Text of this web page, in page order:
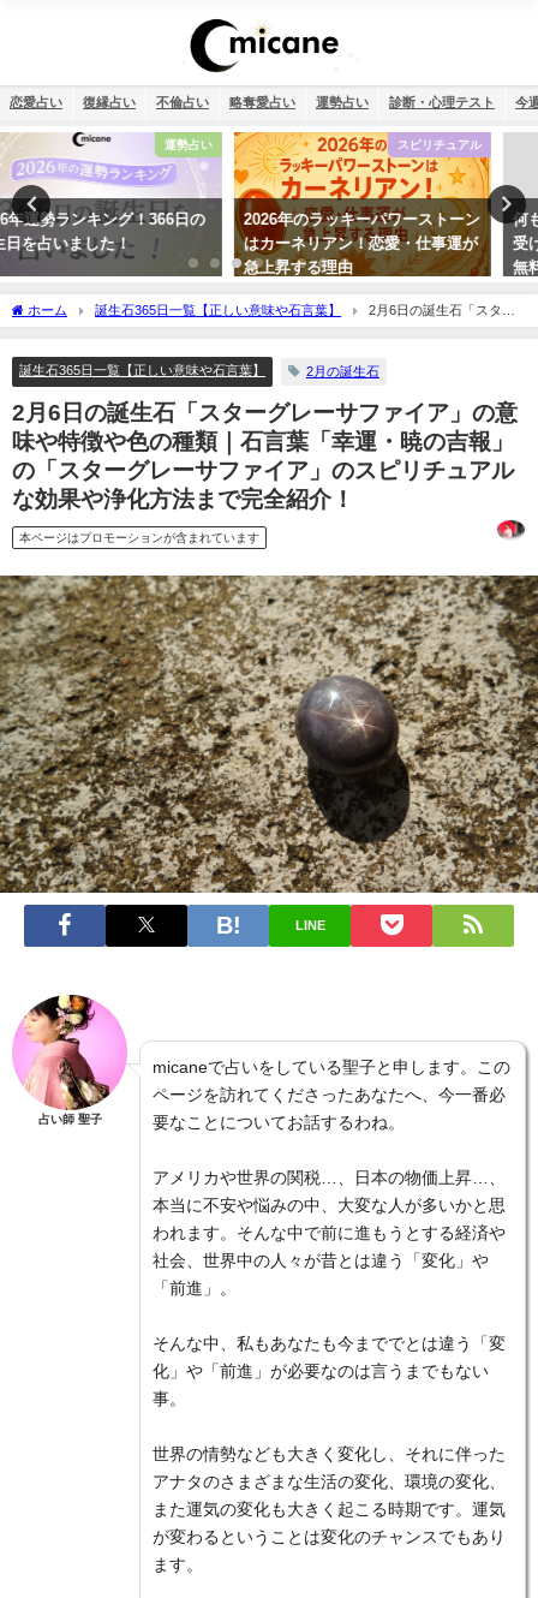
恋愛占い 復縁占い 不倫占い 略奪愛占い 運勢占い 診断・心理テスト 今
スピリチュアル
2026年のラッキーパワーストーン
はカーネリアン！恋愛・仕事運が
おまじない
何もかもうまくいく強力開運待ち
受け2026年版【幸運待ち受け最強
無料】
ホーム 誕生石365日一覧【正しい意味や石言葉】
2月6日の誕生石「スター
グレーサファイア」の意味や特徴や色の種類｜石言葉「幸運・暁の吉報」の「スター
誕生石365日一覧【正しい意味や石言葉】
2月の誕生石
2月6日の誕生石「スターグレーサファイア」の意
味や特徴や色の種類｜石言葉「幸運・暁の吉報」
の「スターグレーサファイア」のスピリチュアル
な効果や浄化方法まで完全紹介！
本ページはプロモーションが含まれています
LINE
占い師 聖子
micaneで占いをしている聖子と申します。この
ページを訪れてくださったあなたへ、今一番必
要なことについてお話するわね。
アメリカや世界の関税…、日本の物価上昇…、
本当に不安や悩みの中、大変な人が多いかと思
われます。そんな中で前に進もうとする経済や
社会、世界中の人々が昔とは違う「変化」や
「前進」。
そんな中、私もあなたも今まででとは違う「変
化」や「前進」が必要なのは言うまでもない
事。
世界の情勢なども大きく変化し、それに伴った
アナタのさまざまな生活の変化、環境の変化、
また運気の変化も大きく起こる時期です。運気
が変わるということは変化のチャンスでもあり
ます。